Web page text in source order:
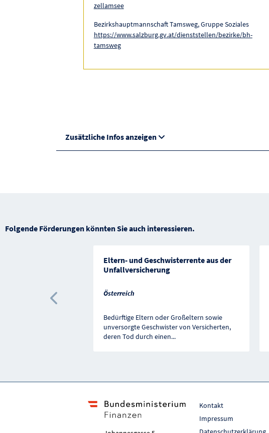
zellamsee
Bezirkshauptmannschaft Tamsweg, Gruppe Soziales
https://www.salzburg.gv.at/dienststellen/bezirke/bh-
tamsweg
Zusätzliche Infos anzeigen
Folgende Förderungen könnten Sie auch interessieren.
Eltern- und Geschwisterrente aus der
Unfallversicherung
Österreich
Bedürftige Eltern oder Großeltern sowie
unversorgte Geschwister von Versicherten,
deren Tod durch einen...
Vorherige Förderung
Kontakt
Impressum